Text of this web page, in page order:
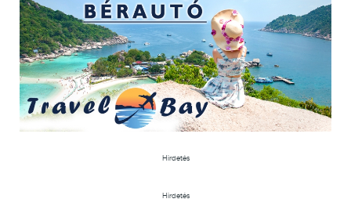
Hirdetés
Hirdetés